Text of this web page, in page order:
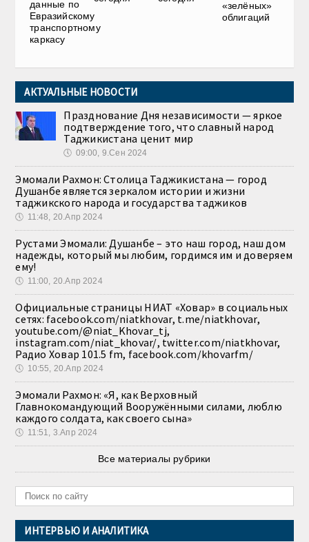
данные по
Евразийскому
транспортному
каркасу
«зелёных»
облигаций
АКТУАЛЬНЫЕ НОВОСТИ
Празднование Дня независимости — яркое
подтверждение того, что славный народ
Таджикистана ценит мир
🕔 09:00, 9.Сен 2024
Эмомали Рахмон: Столица Таджикистана — город
Душанбе является зеркалом истории и жизни
таджикского народа и государства таджиков
🕔 11:48, 20.Апр 2024
Рустами Эмомали: Душанбе – это наш город, наш дом
надежды, который мы любим, гордимся им и доверяем
ему!
🕔 11:00, 20.Апр 2024
Официальные страницы НИАТ «Ховар» в социальных
сетях: facebook.com/niatkhovar, t.me/niatkhovar,
youtube.com/@niat_Khovar_tj,
instagram.com/niat_khovar/, twitter.com/niatkhovar,
Радио Ховар 101.5 fm, facebook.com/khovarfm/
🕔 10:55, 20.Апр 2024
Эмомали Рахмон: «Я, как Верховный
Главнокомандующий Вооружёнными силами, люблю
каждого солдата, как своего сына»
🕔 11:51, 3.Апр 2024
Все материалы рубрики
ИНТЕРВЬЮ И АНАЛИТИКА